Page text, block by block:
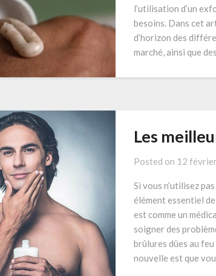
l’utilisation d’un
besoins. Dans cet
d’horizon des
marché, ainsi que
Les
Posted on 12
Si vous n’utilisez
élément essentiel
est comme un
soigner des
brûlures dûes au
nouvelle est que